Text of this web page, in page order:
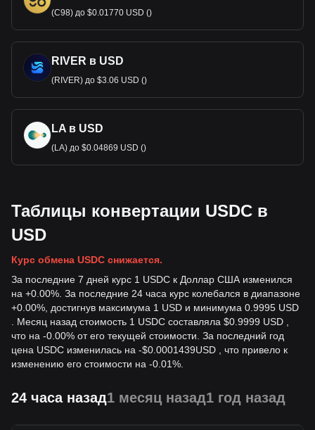
(C98) до $0.01770 USD ()
RIVER в USD
(RIVER) до $3.06 USD ()
LA в USD
(LA) до $0.04869 USD ()
Таблицы конвертации USDC в
USD
Курс обмена USDC снижается.
За последние 7 дней курс 1 USDC к Доллар США изменился
на +0.00%. За последние 24 часа курс колебался в диапазоне
+0.00%, достигнув максимума 1 USD и минимума 0.9995 USD
. Месяц назад стоимость 1 USDC составляла $0.9999 USD ,
что на -0.00% от его текущей стоимости. За последний год
цена USDC изменилась на -$0.0001439USD , что привело к
изменению его стоимости на -0.01%.
24 часа назад1 месяц назад1 год назад